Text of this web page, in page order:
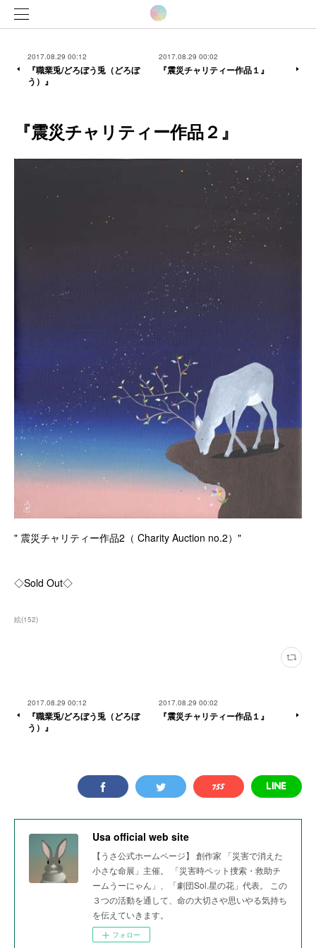
2017.08.29 00:12
『職業兎/どろぼう兎（どろぼ
う）』
2017.08.29 00:02
『震災チャリティー作品１』
『震災チャリティー作品２』
" 震災チャリティー作品2（ Charity Auction no.2）"
◇Sold Out◇
絵(152)
2017.08.29 00:12
『職業兎/どろぼう兎（どろぼ
う）』
2017.08.29 00:02
『震災チャリティー作品１』
Usa official web site
【うさ公式ホームページ】 創作家 「災害で消えた
小さな命展」主催。 「災害時ペット捜索・救助チ
ームうーにゃん」、「劇団Sol.星の花」代表。 この
３つの活動を通して、命の大切さや思いやる気持ち
を伝えていきます。
フォロー